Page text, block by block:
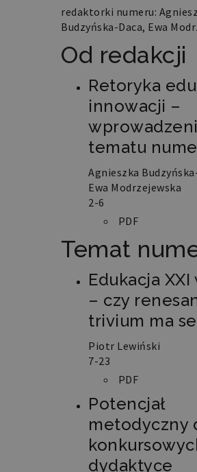
redaktorki numeru:
Budzyńska-Daca, Ewa
Od redakcji
Retoryka
innowacji –
tematu
Agnieszka
Ewa Modrzejewska
2-6
PDF
Temat
Edukacja
– czy
trivium ma
Piotr Lewiński
7-23
PDF
Potencjał
metodyczny
dydaktyce